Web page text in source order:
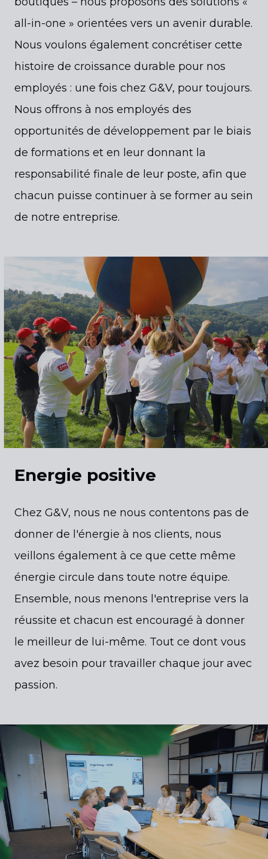
all-in-one » orientées vers un avenir durable.
Nous voulons également concrétiser cette
histoire de croissance durable pour nos
employés : une fois chez G&V, pour toujours.
Nous offrons à nos employés des
opportunités de développement par le biais
de formations et en leur donnant la
responsabilité finale de leur poste, afin que
chacun puisse continuer à se former au sein
de notre entreprise.
Energie positive
Chez G&V, nous ne nous contentons pas de
donner de l'énergie à nos clients, nous
veillons également à ce que cette même
énergie circule dans toute notre équipe.
Ensemble, nous menons l'entreprise vers la
réussite et chacun est encouragé à donner
le meilleur de lui-même. Tout ce dont vous
avez besoin pour travailler chaque jour avec
passion.